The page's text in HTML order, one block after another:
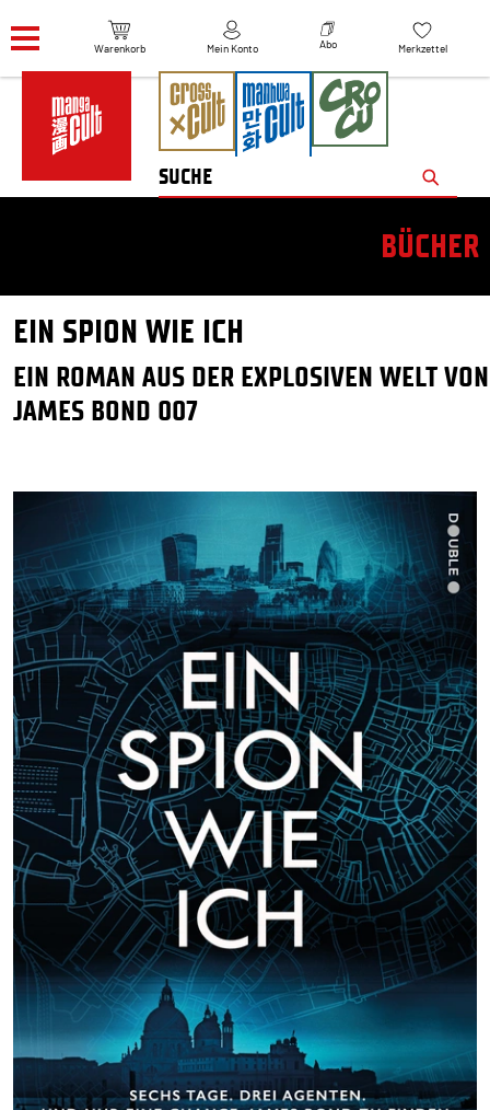
Warenkorb Mein Konto Abo Merkzettel
BÜCHER
EIN SPION WIE ICH
EIN ROMAN AUS DER EXPLOSIVEN WELT VON
JAMES BOND 007